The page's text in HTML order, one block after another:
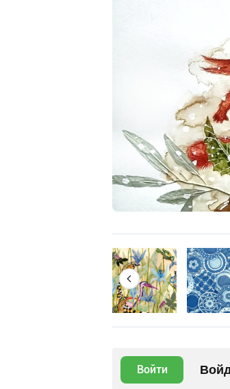
Войти